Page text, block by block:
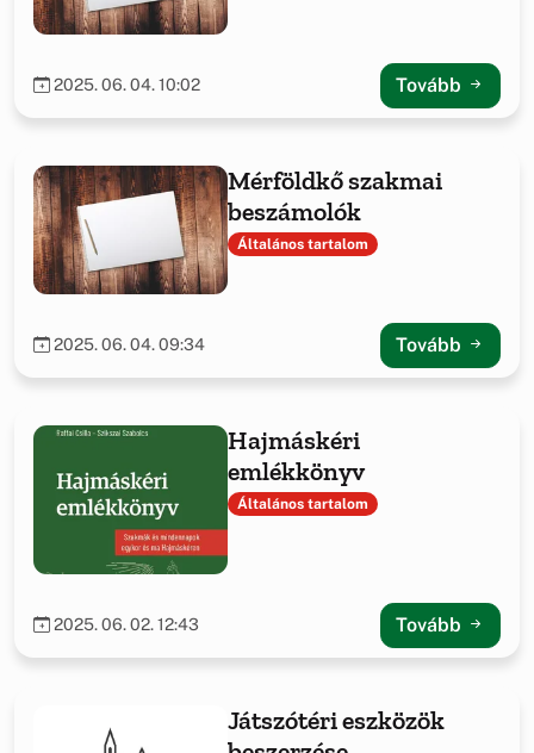
2025. 06. 04. 10:02 Tovább
Mérföldkő szakmai
beszámolók
Általános tartalom
2025. 06. 04. 09:34 Tovább
Hajmáskéri
emlékkönyv
Általános tartalom
2025. 06. 02. 12:43 Tovább
Játszótéri eszközök